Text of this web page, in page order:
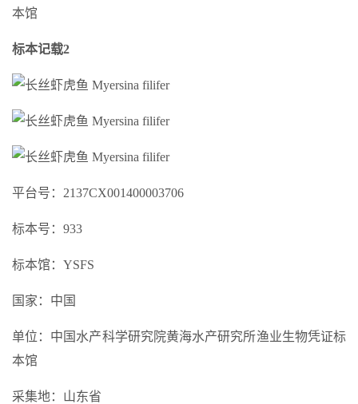
本馆
标本记载2
平台号：2137CX001400003706
标本号：933
标本馆：YSFS
国家：中国
单位：中国水产科学研究院黄海水产研究所渔业生物凭证标
本馆
采集地：山东省